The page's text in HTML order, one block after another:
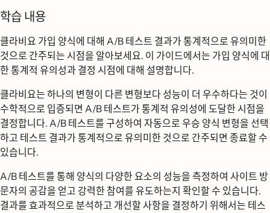
학습 내용
클라비요 가입 양식에 대해 A/B 테스트 결과가 통계적으로 유의미한
것으로 간주되는 시점을 알아보세요. 이 가이드에서는 가입 양식에 대
한 통계적 유의성과 결정 시점에 대해 설명합니다.
클라비요는 하나의 변형이 다른 변형보다 성능이 더 우수하다는 것이
수학적으로 입증되면 A/B 테스트가 통계적 유의성에 도달한 시점을
결정합니다. A/B 테스트를 구성하여 자동으로 우승 양식 변형을 선택
하고 테스트 결과가 통계적으로 유의미한 것으로 간주되면 종료할 수
있습니다.
A/B 테스트를 통해 양식의 다양한 요소의 성능을 측정하여 사이트 방
문자의 공감을 얻고 강력한 참여를 유도하는지 확인할 수 있습니다.
결과를 효과적으로 분석하고 개선할 사항을 결정하기 위해서는 테스